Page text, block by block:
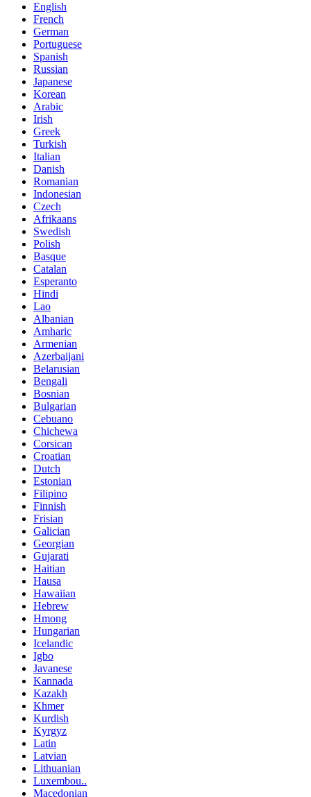
English
French
German
Portuguese
Spanish
Russian
Japanese
Korean
Arabic
Irish
Greek
Turkish
Italian
Danish
Romanian
Indonesian
Czech
Afrikaans
Swedish
Polish
Basque
Catalan
Esperanto
Hindi
Lao
Albanian
Amharic
Armenian
Azerbaijani
Belarusian
Bengali
Bosnian
Bulgarian
Cebuano
Chichewa
Corsican
Croatian
Dutch
Estonian
Filipino
Finnish
Frisian
Galician
Georgian
Gujarati
Haitian
Hausa
Hawaiian
Hebrew
Hmong
Hungarian
Icelandic
Igbo
Javanese
Kannada
Kazakh
Khmer
Kurdish
Kyrgyz
Latin
Latvian
Lithuanian
Luxembou..
Macedonian